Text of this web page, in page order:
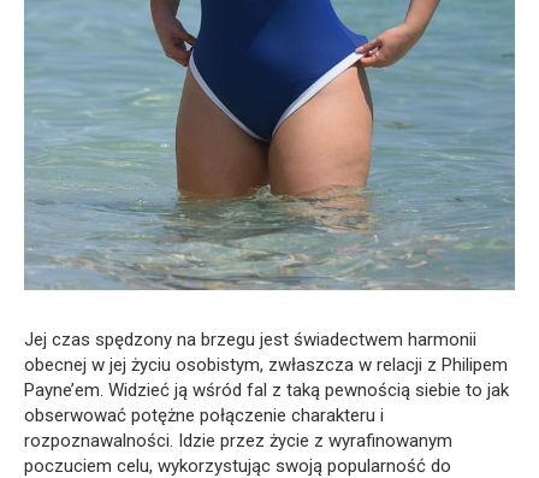
Jej czas spędzony na brzegu jest świadectwem harmonii
obecnej w jej życiu osobistym, zwłaszcza w relacji z Philipem
Payne’em. Widzieć ją wśród fal z taką pewnością siebie to jak
obserwować potężne połączenie charakteru i
rozpoznawalności. Idzie przez życie z wyrafinowanym
poczuciem celu, wykorzystując swoją popularność do